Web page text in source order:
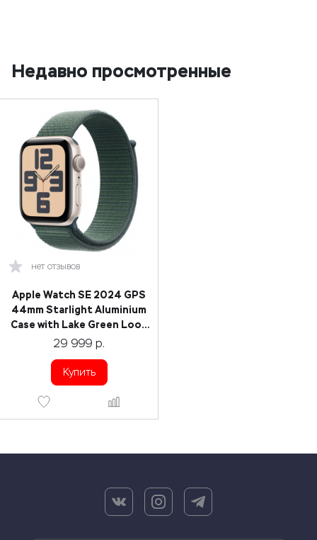
Недавно просмотренные
нет отзывов
Apple Watch SE 2024 GPS
44mm Starlight Aluminium
Case with Lake Green Loop
Band MXEW3
29 999 р.
Купить